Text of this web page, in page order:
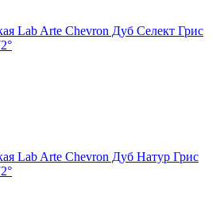
Lab Arte Chevron Дуб Селект Грис
Lab Arte Chevron Дуб Натур Грис